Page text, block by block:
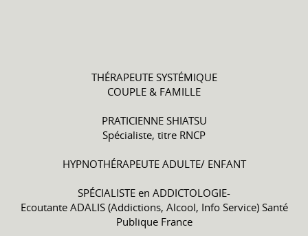
THÉRAPEUTE SYSTÉMIQUE
COUPLE & FAMILLE
PRATICIENNE SHIATSU
Spécialiste, titre RNCP
HYPNOTHÉRAPEUTE ADULTE/ ENFANT
SPÉCIALISTE en ADDICTOLOGIE-
Ecoutante ADALIS (Addictions, Alcool, Info Service) Santé
Publique France